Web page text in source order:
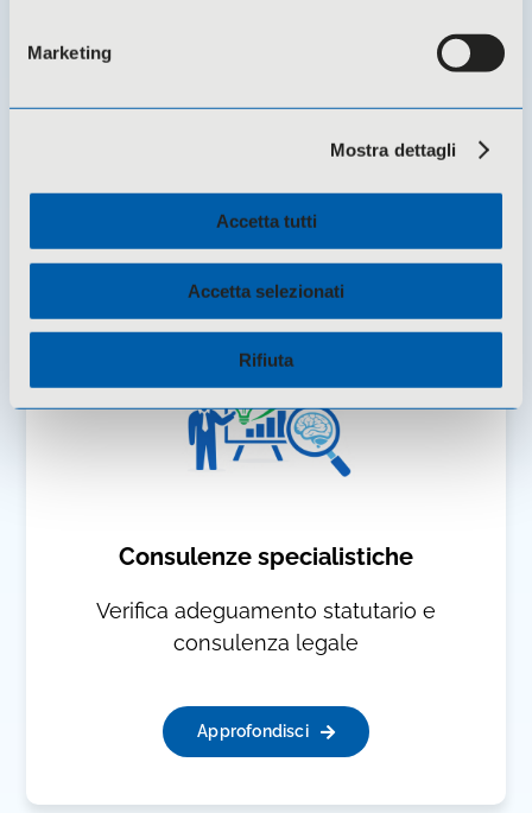
Marketing
Mostra dettagli
Accetta tutti
Accetta selezionati
Rifiuta
Convenzioni bancarie agevolate e
Consulenze specialistiche
Verifica adeguamento statutario e
consulenza legale
Approfondisci